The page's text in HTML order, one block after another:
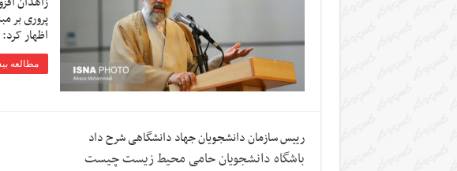
پروری بر
اظهار
مطالعه
رییس سازمان دانشجویان جهاد دانشگاهی شرح داد
باشگاه دانشجویان حامی محیط زیست چیست